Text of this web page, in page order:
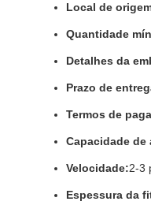
Local de
Quantidade
Detalhes da
Prazo de
Termos de
Capacidade de
Velocidade:2-3
Espessura da